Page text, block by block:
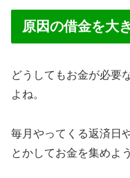
原因の借金を大
どうしてもお金が必要
よね。
毎月やってくる返済日
とかしてお金を集めよ